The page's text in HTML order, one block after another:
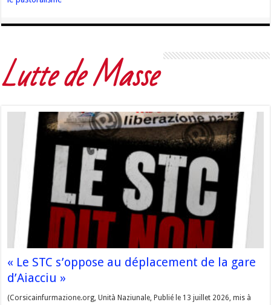
Lutte de Masse
« Le STC s’oppose au déplacement de la gare
d’Aiacciu »
(Corsicainfurmazione.org, Unità Naziunale, Publié le 13 juillet 2026, mis à